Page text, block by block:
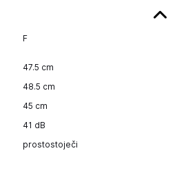
F
47.5 cm
48.5 cm
45 cm
41 dB
prostostoječi